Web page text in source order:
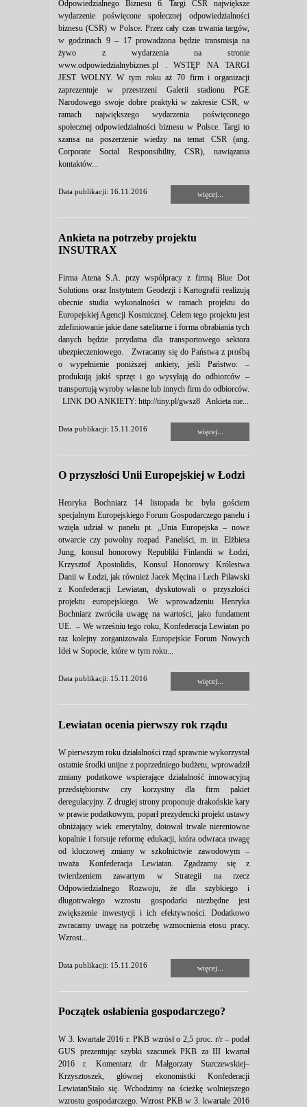
Odpowiedzialnego Biznesu 6. Targi CSR największe
wydarzenie poświęcone społecznej odpowiedzialności
biznesu (CSR) w Polsce. Przez cały czas trwania targów,
w godzinach 9 – 17 prowadzona będzie transmisja na
żywo z wydarzenia na stronie
www.odpowiedzialnybiznes.pl . WSTĘP NA TARGI
JEST WOLNY. W tym roku aż 70 firm i organizacji
zaprezentuje w przestrzeni Galerii stadionu PGE
Narodowego swoje dobre praktyki w zakresie CSR, w
ramach największego wydarzenia poświęconego
społecznej odpowiedzialności biznesu w Polsce. Targi to
szansa na poszerzenie wiedzy na temat CSR (ang.
Corporate Social Responsibility, CSR), nawiązania
kontaktów...
Data publikacji: 16.11.2016 więcej...
Ankieta na potrzeby projektu
INSUTRAX
Firma Atena S.A. przy współpracy z firmą Blue Dot
Solutions oraz Instytutem Geodezji i Kartografii realizują
obecnie studia wykonalności w ramach projektu do
Europejskiej Agencji Kosmicznej. Celem tego projektu jest
zdefiniowanie jakie dane satelitarne i forma obrabiania tych
danych będzie przydatna dla transportowego sektora
ubezpieczeniowego. Zwracamy się do Państwa z prośbą
o wypełnienie poniższej ankiety, jeśli Państwo: –
produkują jakiś sprzęt i go wysyłają do odbiorców –
transportują wyroby własne lub innych firm do odbiorców.
LINK DO ANKIETY: http://tiny.pl/gwsz8 Ankieta nie...
Data publikacji: 15.11.2016 więcej...
O przyszłości Unii Europejskiej w Łodzi
Henryka Bochniarz 14 listopada br. była gościem
specjalnym Europejskiego Forum Gospodarczego panelu i
wzięła udział w panelu pt. „Unia Europejska – nowe
otwarcie czy powolny rozpad. Paneliści, m. in. Elżbieta
Jung, konsul honorowy Republiki Finlandii w Łodzi,
Krzysztof Apostolidis, Konsul Honorowy Królestwa
Danii w Łodzi, jak również Jacek Męcina i Lech Pilawski
z Konfederacji Lewiatan, dyskutowali o przyszłości
projektu europejskiego. We wprowadzeniu Henryka
Bochniarz zwróciła uwagę na wartości, jako fundament
UE. – We wrześniu tego roku, Konfederacja Lewiatan po
raz kolejny zorganizowała Europejskie Forum Nowych
Idei w Sopocie, które w tym roku...
Data publikacji: 15.11.2016 więcej...
Lewiatan ocenia pierwszy rok rządu
W pierwszym roku działalności rząd sprawnie wykorzystał
ostatnie środki unijne z poprzedniego budżetu, wprowadził
zmiany podatkowe wspierające działalność innowacyjną
przedsiębiorstw czy korzystny dla firm pakiet
deregulacyjny. Z drugiej strony proponuje drakońskie kary
w prawie podatkowym, poparł prezydencki projekt ustawy
obniżający wiek emerytalny, dotował trwale nierentowne
kopalnie i forsuje reformę edukacji, która odwraca uwagę
od kluczowej zmiany w szkolnictwie zawodowym –
uważa Konfederacja Lewiatan. Zgadzamy się z
twierdzeniem zawartym w Strategii na rzecz
Odpowiedzialnego Rozwoju, że dla szybkiego i
długotrwałego wzrostu gospodarki niezbędne jest
zwiększenie inwestycji i ich efektywności. Dodatkowo
zwracamy uwagę na potrzebę wzmocnienia etosu pracy.
Wzrost...
Data publikacji: 15.11.2016 więcej...
Początek osłabienia gospodarczego?
W 3. kwartale 2016 r. PKB wzrósł o 2,5 proc. r/r – podał
GUS prezentując szybki szacunek PKB za III kwartał
2016 r. Komentarz dr Małgorzaty Starczewskiej–
Krzysztoszek, głównej ekonomistki Konfederacji
LewiatanStało się. Wchodzimy na ścieżkę wolniejszego
wzrostu gospodarczego. Wzrost PKB w 3. kwartale 2016